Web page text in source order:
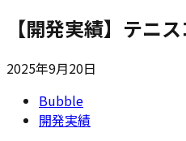
【開発実績】テニ
2025年9月20日
Bubble
開発実績